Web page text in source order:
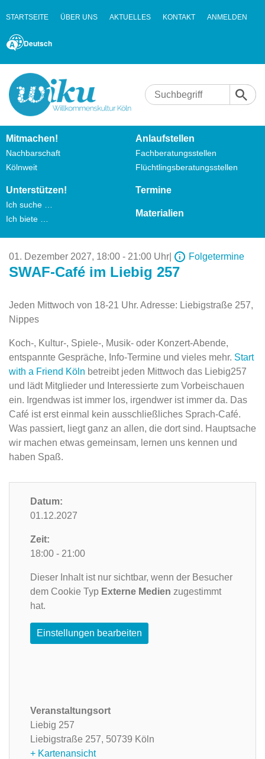
STARTSEITE ÜBER UNS AKTUELLES KONTAKT ANMELDEN
Deutsch
Mitmachen!
Nachbarschaft
Kölnweit
Anlaufstellen
Fachberatungsstellen
Flüchtlingsberatungsstellen
Unterstützen!
Ich suche …
Ich biete …
Termine
Materialien
01. Dezember 2027, 18:00 - 21:00 Uhr Folgetermine
SWAF-Café im Liebig 257
Jeden Mittwoch von 18-21 Uhr. Adresse: Liebigstraße 257,
Nippes
Koch-, Kultur-, Spiele-, Musik- oder Konzert-Abende,
entspannte Gespräche, Info-Termine und vieles mehr. Start
with a Friend Köln betreibt jeden Mittwoch das Liebig257
und lädt Mitglieder und Interessierte zum Vorbeischauen
ein. Irgendwas ist immer los, irgendwer ist immer da. Das
Café ist erst einmal kein ausschließliches Sprach-Café.
Was passiert, liegt ganz an allen, die dort sind. Hauptsache
wir machen etwas gemeinsam, lernen uns kennen und
haben Spaß.
Datum:
01.12.2027
Zeit:
18:00 - 21:00
Dieser Inhalt ist nur sichtbar, wenn der Besucher
dem Cookie Typ Externe Medien zugestimmt
hat.
Einstellungen bearbeiten
Veranstaltungsort
Liebig 257
Liebigstraße 257, 50739 Köln
+ Kartenansicht